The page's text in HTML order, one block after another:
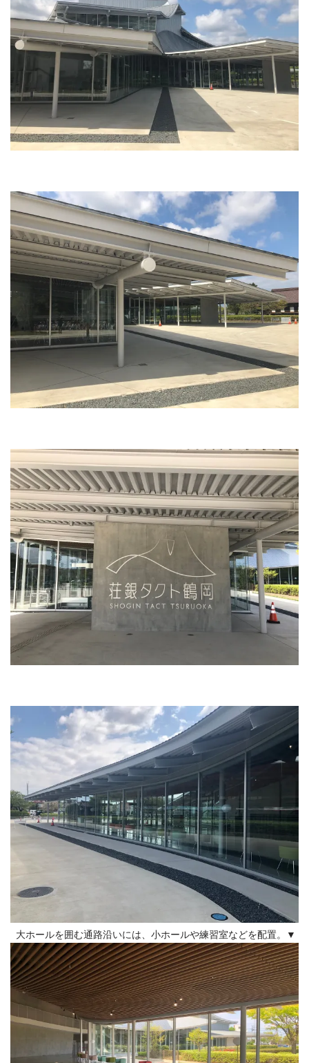
大ホールを囲む通路沿いには、小ホールや練習室などを配置。▼